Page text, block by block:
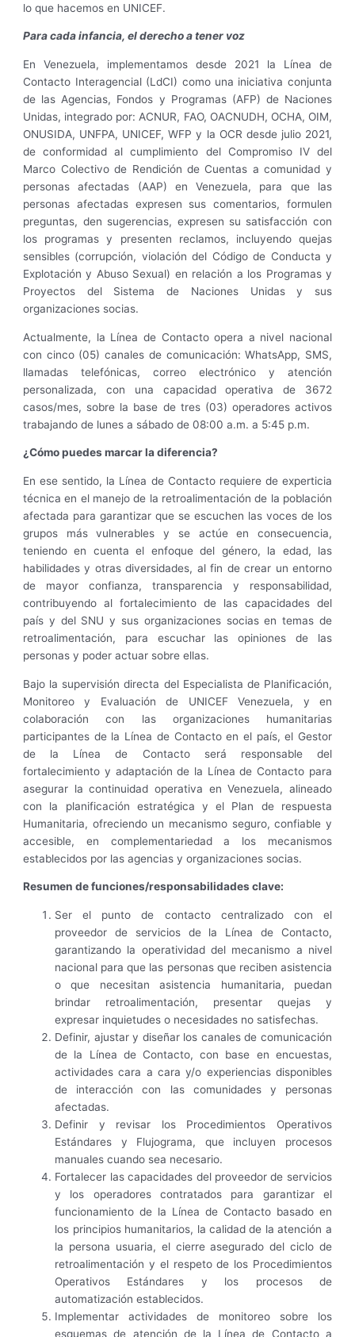
lo que hacemos en UNICEF.
Para cada infancia, el derecho a tener voz
En Venezuela, implementamos desde 2021 la Línea de
Contacto Interagencial (LdCI) como una iniciativa conjunta
de las Agencias, Fondos y Programas (AFP) de Naciones
Unidas, integrado por: ACNUR, FAO, OACNUDH, OCHA, OIM,
ONUSIDA, UNFPA, UNICEF, WFP y la OCR desde julio 2021,
de conformidad al cumplimiento del Compromiso IV del
Marco Colectivo de Rendición de Cuentas a comunidad y
personas afectadas (AAP) en Venezuela, para que las
personas afectadas expresen sus comentarios, formulen
preguntas, den sugerencias, expresen su satisfacción con
los programas y presenten reclamos, incluyendo quejas
sensibles (corrupción, violación del Código de Conducta y
Explotación y Abuso Sexual) en relación a los Programas y
Proyectos del Sistema de Naciones Unidas y sus
organizaciones socias.
Actualmente, la Línea de Contacto opera a nivel nacional
con cinco (05) canales de comunicación: WhatsApp, SMS,
llamadas telefónicas, correo electrónico y atención
personalizada, con una capacidad operativa de 3672
casos/mes, sobre la base de tres (03) operadores activos
trabajando de lunes a sábado de 08:00 a.m. a 5:45 p.m.
¿Cómo puedes marcar la diferencia?
En ese sentido, la Línea de Contacto requiere de experticia
técnica en el manejo de la retroalimentación de la población
afectada para garantizar que se escuchen las voces de los
grupos más vulnerables y se actúe en consecuencia,
teniendo en cuenta el enfoque del género, la edad, las
habilidades y otras diversidades, al fin de crear un entorno
de mayor confianza, transparencia y responsabilidad,
contribuyendo al fortalecimiento de las capacidades del
país y del SNU y sus organizaciones socias en temas de
retroalimentación, para escuchar las opiniones de las
personas y poder actuar sobre ellas.
Bajo la supervisión directa del Especialista de Planificación,
Monitoreo y Evaluación de UNICEF Venezuela, y en
colaboración con las organizaciones humanitarias
participantes de la Línea de Contacto en el país, el Gestor
de la Línea de Contacto será responsable del
fortalecimiento y adaptación de la Línea de Contacto para
asegurar la continuidad operativa en Venezuela, alineado
con la planificación estratégica y el Plan de respuesta
Humanitaria, ofreciendo un mecanismo seguro, confiable y
accesible, en complementariedad a los mecanismos
establecidos por las agencias y organizaciones socias.
Resumen de funciones/responsabilidades clave:
Ser el punto de contacto centralizado con el
proveedor de servicios de la Línea de Contacto,
garantizando la operatividad del mecanismo a nivel
nacional para que las personas que reciben asistencia
o que necesitan asistencia humanitaria, puedan
brindar retroalimentación, presentar quejas y
expresar inquietudes o necesidades no satisfechas.
Definir, ajustar y diseñar los canales de comunicación
de la Línea de Contacto, con base en encuestas,
actividades cara a cara y/o experiencias disponibles
de interacción con las comunidades y personas
afectadas.
Definir y revisar los Procedimientos Operativos
Estándares y Flujograma, que incluyen procesos
manuales cuando sea necesario.
Fortalecer las capacidades del proveedor de servicios
y los operadores contratados para garantizar el
funcionamiento de la Línea de Contacto basado en
los principios humanitarios, la calidad de la atención a
la persona usuaria, el cierre asegurado del ciclo de
retroalimentación y el respeto de los Procedimientos
Operativos Estándares y los procesos de
automatización establecidos.
Implementar actividades de monitoreo sobre los
esquemas de atención de la Línea de Contacto a